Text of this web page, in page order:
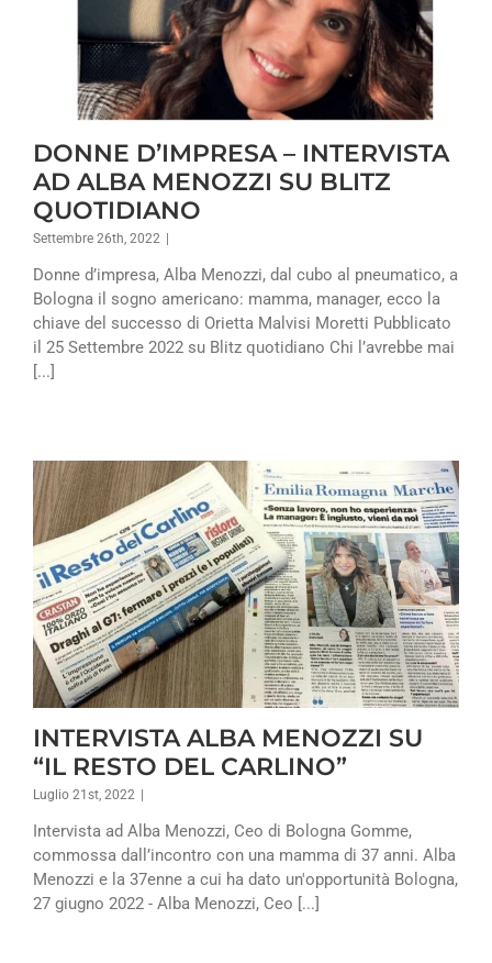
DONNE D’IMPRESA – INTERVISTA
AD ALBA MENOZZI SU BLITZ
QUOTIDIANO
Settembre 26th, 2022 |
Donne d’impresa, Alba Menozzi, dal cubo al pneumatico, a
Bologna il sogno americano: mamma, manager, ecco la
chiave del successo di Orietta Malvisi Moretti Pubblicato
il 25 Settembre 2022 su Blitz quotidiano Chi l’avrebbe mai
[...]
INTERVISTA ALBA MENOZZI SU
“IL RESTO DEL CARLINO”
Luglio 21st, 2022 |
Intervista ad Alba Menozzi, Ceo di Bologna Gomme,
commossa dall’incontro con una mamma di 37 anni. Alba
Menozzi e la 37enne a cui ha dato un'opportunità Bologna,
27 giugno 2022 - Alba Menozzi, Ceo [...]